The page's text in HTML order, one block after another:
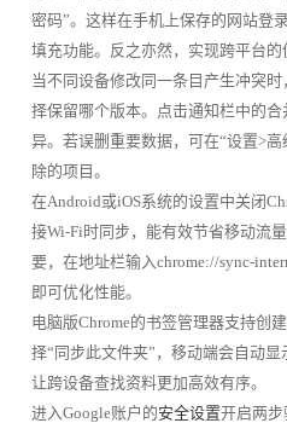
密码”。这样在手机上保存的网站登
填充功能。反之亦然，实现跨平台的
当不同设备修改同一条目产生冲突
择保留哪个版本。点击通知栏中的
异。若误删重要数据，可在“设置>
除的项目。
在Android或iOS系统的设置中关闭
接Wi-Fi时同步，能有效节省移动流
要，在地址栏输入chrome://sync-
即可优化性能。
电脑版Chrome的书签管理器支持创
择“同步此文件夹”，移动端会自动
让跨设备查找资料更加高效有序。
进入Google账户的安全设置开启两